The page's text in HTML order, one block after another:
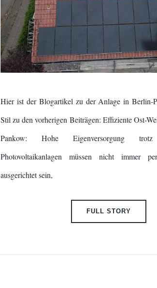
Hier ist der Blogartikel zu der Anlage in Berlin-
Stil zu den vorherigen Beiträgen: Effiziente Ost-
Pankow: Hohe Eigenversorgung trotz
Photovoltaikanlagen müssen nicht immer
ausgerichtet sein,
FULL STORY